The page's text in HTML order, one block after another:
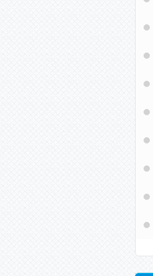
Дорожка для индивидуальных